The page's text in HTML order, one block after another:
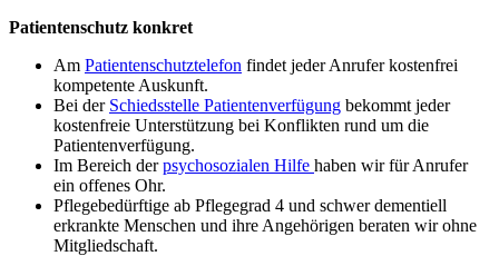
Patientenschutz konkret
Am Patientenschutztelefon findet jeder Anrufer kostenfrei
kompetente Auskunft.
Bei der Schiedsstelle Patientenverfügung bekommt jeder
kostenfreie Unterstützung bei Konflikten rund um die
Patientenverfügung.
Im Bereich derpsychosozialen Hilfe haben wir für Anrufer
ein offenes Ohr.
Pflegebedürftige ab Pflegegrad 4 und schwer dementiell
erkrankte Menschen und ihre Angehörigen beraten wir ohne
Mitgliedschaft.